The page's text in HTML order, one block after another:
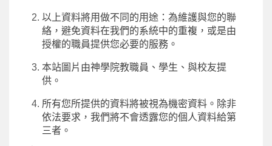
以上資料將用做不同的用途：為維護與您的聯
絡，避免資料在我們的系統中的重複，或是由
授權的職員提供您必要的服務。
本站圖片由神學院教職員、學生、與校友提
供。
所有您所提供的資料將被視為機密資料。除非
依法要求，我們將不會透露您的個人資料給第
三者。